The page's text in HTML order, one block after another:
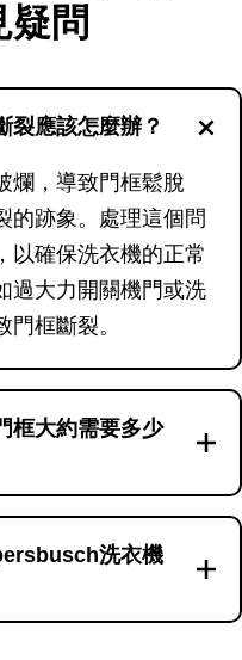
疑問
應該怎麼辦？
爛，導致門框鬆脫
的跡象。處理這個問
以確保洗衣機的正常
過大力開關機門或洗
框斷裂。
框大約需要多少
洗衣機的品牌和型號
外門框的起價約為
價則為690港幣起。
獲得。
洗衣機